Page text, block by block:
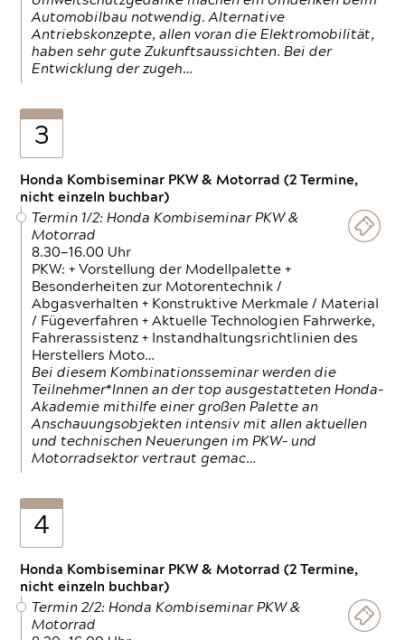
Automobilbau notwendig. Alternative
Antriebskonzepte, allen voran die Elektromobilität,
haben sehr gute Zukunftsaussichten. Bei der
Entwicklung der zugeh…
3
Honda Kombiseminar PKW & Motorrad (2 Termine,
nicht einzeln buchbar)
Termin 1/2: Honda Kombiseminar PKW &
Motorrad
8.30—16.00 Uhr
PKW: + Vorstellung der Modellpalette +
Besonderheiten zur Motorentechnik /
Abgasverhalten + Konstruktive Merkmale / Material
/ Fügeverfahren + Aktuelle Technologien Fahrwerke,
Fahrerassistenz + Instandhaltungsrichtlinien des
Herstellers Moto…
Bei diesem Kombinationsseminar werden die
Teilnehmer*Innen an der top ausgestatteten Honda-
Akademie mithilfe einer großen Palette an
Anschauungsobjekten intensiv mit allen aktuellen
und technischen Neuerungen im PKW- und
Motorradsektor vertraut gemac…
4
Honda Kombiseminar PKW & Motorrad (2 Termine,
nicht einzeln buchbar)
Termin 2/2: Honda Kombiseminar PKW &
Motorrad